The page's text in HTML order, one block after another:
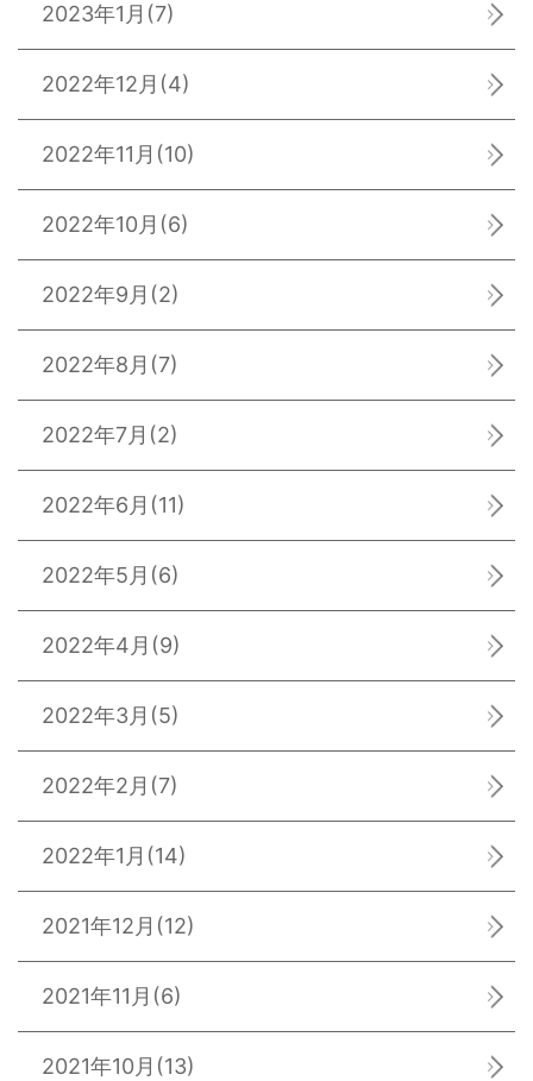
2023年1月 (7)
2022年12月 (4)
2022年11月 (10)
2022年10月 (6)
2022年9月 (2)
2022年8月 (7)
2022年7月 (2)
2022年6月 (11)
2022年5月 (6)
2022年4月 (9)
2022年3月 (5)
2022年2月 (7)
2022年1月 (14)
2021年12月 (12)
2021年11月 (6)
2021年10月 (13)